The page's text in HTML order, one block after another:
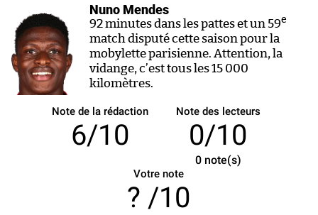
Nuno Mendes
92 minutes dans les pattes et un 59e
match disputé cette saison pour la
mobylette parisienne. Attention, la
vidange, c’est tous les 15 000
kilomètres.
Note de la rédaction
6/10
Note des lecteurs
0/10
0note(s)
Votre note
/10